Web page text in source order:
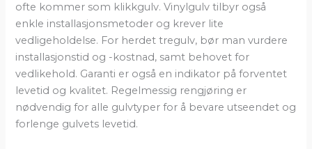
ofte kommer som klikkgulv. Vinylgulv tilbyr også
enkle installasjonsmetoder og krever lite
vedligeholdelse. For herdet tregulv, bør man vurdere
installasjonstid og -kostnad, samt behovet for
vedlikehold. Garanti er også en indikator på forventet
levetid og kvalitet. Regelmessig rengjøring er
nødvendig for alle gulvtyper for å bevare utseendet og
forlenge gulvets levetid.